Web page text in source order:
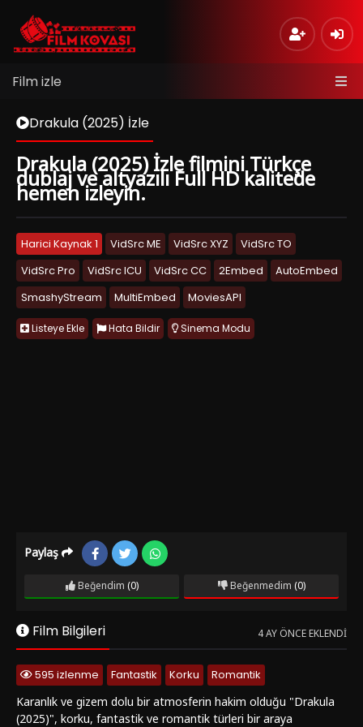
Film izle
Drakula (2025) İzle
Drakula (2025) İzle filmini Türkçe
dublaj ve altyazılı Full HD kalitede
hemen izleyin.
Harici Kaynak 1 VidSrc ME VidSrc XYZ
VidSrc TO
VidSrc Pro
VidSrc ICU VidSrc CC 2Embed
AutoEmbed
SmashyStream
MultiEmbed MoviesAPI
Listeye Ekle Hata Bildir Sinema Modu
Paylaş
Beğendim (0) Beğenmedim (0)
Film Bilgileri 4 AY ÖNCE EKLENDI
595 izlenme Fantastik Korku
Romantik
Karanlık ve gizem dolu bir atmosferin hakim olduğu "Drakula
(2025)", korku, fantastik ve romantik türleri bir araya